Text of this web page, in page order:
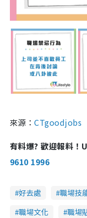
來源：CTgoodjobs
有料爆? 歡迎報料
9610 1996
好去處 職場技
職場文化
職場